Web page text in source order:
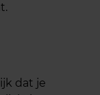
dat je